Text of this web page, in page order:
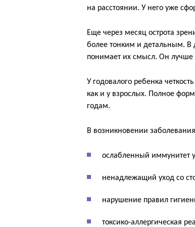
на расстоянии. У него уже
Еще через месяц острота
более тонким и детальным. В
понимает их смысл. Он лучше
У годовалого ребенка
как и у взрослых. Полное
годам.
В возникновении
ослабленный иммунитет
ненадлежащий уход со
нарушение правил
токсико-аллергическая